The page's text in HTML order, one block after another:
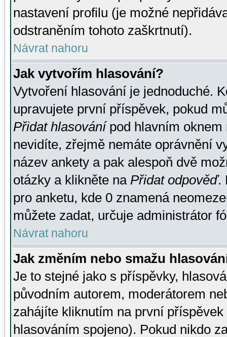
nastavení profilu (je možné
odstraněním tohoto zaškrtnutí).
Návrat nahoru
Jak vytvořím hlasování?
Vytvoření hlasování je jednoduché.
upravujete první příspěvek, pokud
Přidat hlasovánípod hlavním oknem
nevidíte, zřejmě nemáte oprávnění
název ankety a pak alespoň dvě
otázky a klikněte na Přidat odpověď.
pro anketu, kde 0 znamená
můžete zadat, určuje administrátor
Návrat nahoru
Jak změním nebo smažu
Je to stejné jako s příspěvky,
původním autorem, moderátorem
zahájíte kliknutím na první
hlasováním spojeno). Pokud nikdo